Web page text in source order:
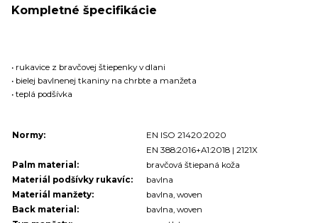
Kompletné špecifikácie
• rukavice z bravčovej štiepenky v dlani
• bielej bavlnenej tkaniny na chrbte a manžeta
• teplá podšívka
Normy:
EN ISO 21420:2020
EN 388:2016+A1:2018 | 2121X
Palm material:
bravčová štiepaná koža
Materiál podšívky rukavíc:
bavlna
Materiál manžety:
bavlna, woven
Back material:
bavlna, woven